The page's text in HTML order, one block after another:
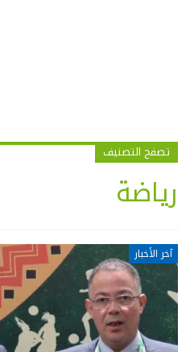
تصفح التصنيف
رياضة
آخر الأخبار